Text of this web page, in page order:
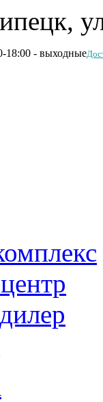
18:00 - выходные